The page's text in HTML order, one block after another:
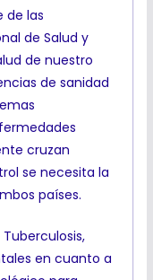
de las
de Salud y
de nuestro
de sanidad
cruzan
se necesita la
países.
en cuanto a